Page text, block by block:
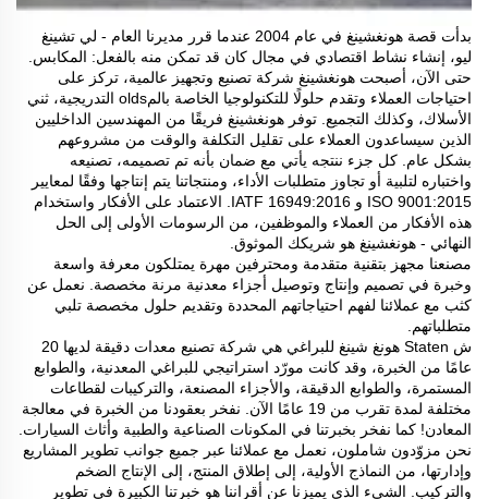
بدأت قصة هونغشينغ في عام 2004 عندما قرر مديرنا العام - لي تشينغ
ليو، إنشاء نشاط اقتصادي في مجال كان قد تمكن منه بالفعل: المكابس.
حتى الآن، أصبحت هونغشينغ شركة تصنيع وتجهيز عالمية، تركز على
احتياجات العملاء وتقدم حلولًا للتكنولوجيا الخاصة بالمolds التدريجية، ثني
الأسلاك، وكذلك التجميع. توفر هونغشينغ فريقًا من المهندسين الداخليين
الذين سيساعدون العملاء على تقليل التكلفة والوقت من مشروعهم
بشكل عام. كل جزء ننتجه يأتي مع ضمان بأنه تم تصميمه، تصنيعه
واختباره لتلبية أو تجاوز متطلبات الأداء، ومنتجاتنا يتم إنتاجها وفقًا لمعايير
ISO 9001:2015 و IATF 16949:2016. الاعتماد على الأفكار واستخدام
هذه الأفكار من العملاء والموظفين، من الرسومات الأولى إلى الحل
النهائي - هونغشينغ هو شريكك الموثوق.
مصنعنا مجهز بتقنية متقدمة ومحترفين مهرة يمتلكون معرفة واسعة
وخبرة في تصميم وإنتاج وتوصيل أجزاء معدنية مرنة مخصصة. نعمل عن
كثب مع عملائنا لفهم احتياجاتهم المحددة وتقديم حلول مخصصة تلبي
متطلباتهم.
ش Staten هونغ شينغ للبراغي هي شركة تصنيع معدات دقيقة لديها 20
عامًا من الخبرة، وقد كانت مورّد استراتيجي للبراغي المعدنية، والطوابع
المستمرة، والطوابع الدقيقة، والأجزاء المصنعة، والتركيبات لقطاعات
مختلفة لمدة تقرب من 19 عامًا الآن. نفخر بعقودنا من الخبرة في معالجة
المعادن! كما نفخر بخبرتنا في المكونات الصناعية والطبية وأثاث السيارات.
نحن مزوّدون شاملون، نعمل مع عملائنا عبر جميع جوانب تطوير المشاريع
وإدارتها، من النماذج الأولية، إلى إطلاق المنتج، إلى الإنتاج الضخم
والتركيب. الشيء الذي يميزنا عن أقراننا هو خبرتنا الكبيرة في تطوير